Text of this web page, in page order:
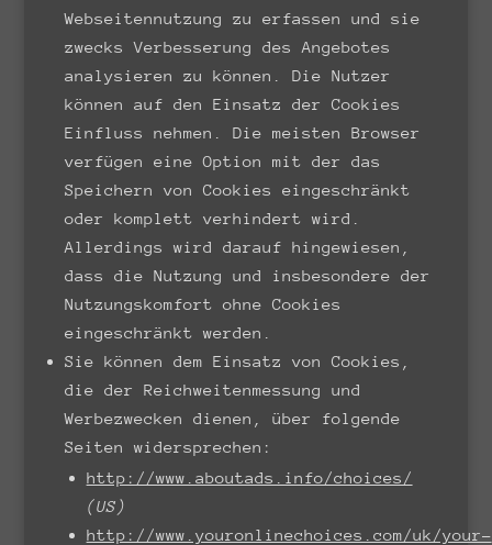
Webseitennutzung zu erfassen und sie
zwecks Verbesserung des Angebotes
analysieren zu können. Die Nutzer
können auf den Einsatz der Cookies
Einfluss nehmen. Die meisten Browser
verfügen eine Option mit der das
Speichern von Cookies eingeschränkt
oder komplett verhindert wird.
Allerdings wird darauf hingewiesen,
dass die Nutzung und insbesondere der
Nutzungskomfort ohne Cookies
eingeschränkt werden.
Sie können dem Einsatz von Cookies,
die der Reichweitenmessung und
Werbezwecken dienen, über folgende
Seiten widersprechen:
http://www.aboutads.info/choices/
(US)
http://www.youronlinechoices.com/uk/your-